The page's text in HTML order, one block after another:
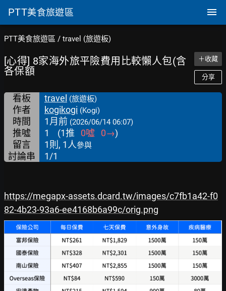
PTT美食旅遊區
PTT美食旅遊區 / travel (旅遊板)
[心得] 8家海外旅平險費用比較懶人包(含
各保額
＋收藏
分享
看板 travel (旅遊板)
作者 kogikogi (Kogi)
時間 1月前 (2026/06/14 06:07)
推噓 1 (1推 0噓 0→)
留言
1則, 1人參與
討論串 1/1
https://megapx-assets.dcard.tw/images/c7fb1a42-f0
82-4b23-93a6-ee4168b6a99c/orig.png